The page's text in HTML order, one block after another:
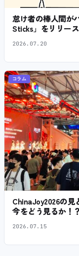
怠け者の棒人間が
Sticks」をリリー
2026.07.20
コラム
ChinaJoy2026の
今をどう見るか！？
2026.07.15